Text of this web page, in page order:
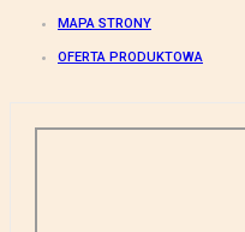
MAPA STRONY
OFERTA PRODUKTOWA